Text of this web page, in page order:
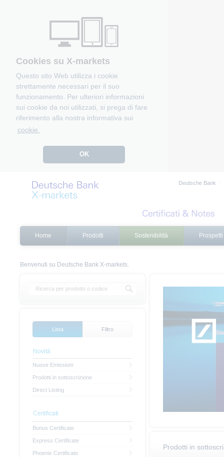
Cookies su X-markets
Questo sito Web utilizza i cookie
strettamente necessari per il suo
funzionamento. Per ulteriori informazioni
sui cookie da noi utilizzati, si prega di fare
riferimento alla nostra informativa sui
cookie.
OK
Deutsche Bank
Home Prodotti Sostenibilità Prospetti
Benvenuti su Deutsche Bank X-markets.
Prodotti in
Lista Filtro
Novità
Nuove Emissioni
Prodotti in sottoscrizione
Direct Listing
Certificati
Bonus Certificate
Express Certificate
Phoenix Certificate